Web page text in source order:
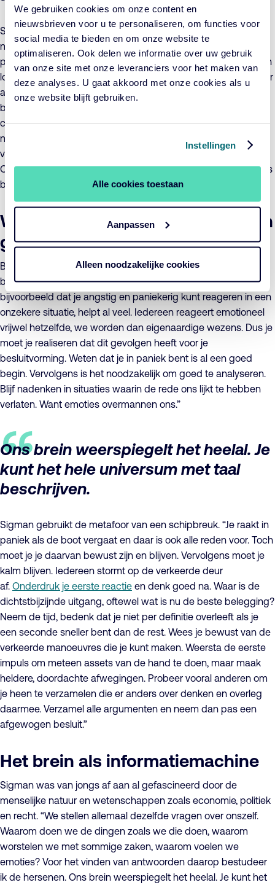
We gebruiken cookies om onze content en
nieuwsbrieven voor u te personaliseren, om functies voor
social media te bieden en om onze website te
optimaliseren. Ook delen we informatie over uw gebruik
van onze site met onze leveranciers voor het maken van
deze analyses. U gaat akkoord met onze cookies als u
onze website blijft gebruiken.
Instellingen
Alle cookies toestaan
Aanpassen
Alleen noodzakelijke cookies
Sigman noemt intuïtie een mooi voorbeeld van onbewust
nadenken. “Je brein is constant bezig met het oplossen van
problemen. Intuïtie is dat het brein onbewust de opties op een
logische manier weegt en een besluit neemt. Je bent je je daar
alleen niet van bewust, het gebeurt onzichtbaar voor ons
bewustzijn. Als je taal en cijfers gebruikt wordt het al veel
concreter. Echter, vanwege de beperkingen die taal en cijfers
nu eenmaal hebben, is concreet redeneren vooral geschikt
voor het oplossen van relatief beperkte problemen.
Omvangrijke problemen met meerdere dimensies kun je soms
beter op basis van intuïtie aanpakken.”
Weten dat je in paniek bent is een
goed begin
Betere besluitvorming begint volgens Sigman met een goed
besef van de situatie waarin je je bevindt. “Dat besef,
bijvoorbeeld dat je angstig en paniekerig kunt reageren in een
onzekere situatie, helpt al veel. Iedereen reageert emotioneel
vrijwel hetzelfde, we worden dan eigenaardige wezens. Dus je
moet je realiseren dat dit gevolgen heeft voor je
besluitvorming. Weten dat je in paniek bent is al een goed
begin. Vervolgens is het noodzakelijk om goed te analyseren.
Blijf nadenken in situaties waarin de rede ons lijkt te hebben
verlaten. Want emoties overmannen ons.”
Ons brein weerspiegelt het heelal. Je
kunt het hele universum met taal
beschrijven.
Sigman gebruikt de metafoor van een schipbreuk. “Je raakt in
paniek als de boot vergaat en daar is ook alle reden voor. Toch
moet je je daarvan bewust zijn en blijven. Vervolgens moet je
kalm blijven. Iedereen stormt op de verkeerde deur
af. Onderdruk je eerste reactie en denk goed na. Waar is de
dichtstbijzijnde uitgang, oftewel wat is nu de beste belegging?
Neem de tijd, bedenk dat je niet per definitie overleeft als je
een seconde sneller bent dan de rest. Wees je bewust van de
verkeerde manoeuvres die je kunt maken. Weersta de eerste
impuls om meteen assets van de hand te doen, maar maak
heldere, doordachte afwegingen. Probeer vooral anderen om
je heen te verzamelen die er anders over denken en overleg
daarmee. Verzamel alle argumenten en neem dan pas een
afgewogen besluit.”
Het brein als informatiemachine
Sigman was van jongs af aan al gefascineerd door de
menselijke natuur en wetenschappen zoals economie, politiek
en recht. “We stellen allemaal dezelfde vragen over onszelf.
Waarom doen we de dingen zoals we die doen, waarom
worstelen we met sommige zaken, waarom voelen we
emoties? Voor het vinden van antwoorden daarop bestudeer
ik de hersenen. Ons brein weerspiegelt het heelal. Je kunt het